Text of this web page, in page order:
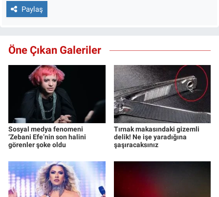
Paylaş
Öne Çıkan Galeriler
Sosyal medya fenomeni
‘Zebani Efe’nin son halini
görenler şoke oldu
Tırnak makasındaki gizemli
delik! Ne işe yaradığına
şaşıracaksınız